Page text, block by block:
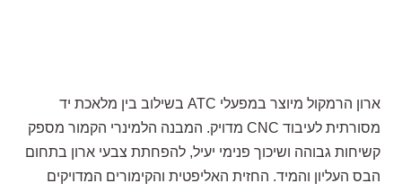
ארון הרמקול מיוצר במפעלי ATC בשילוב בין מלאכת יד
מסורתית לעיבוד CNC מדויק. המבנה הלמינרי הקמור מספק
קשיחות גבוהה ושיכוך פנימי יעיל, להפחתת צבעי ארון בתחום
הבס העליון והמיד. החזית האליפטית והקימורים המדויקים